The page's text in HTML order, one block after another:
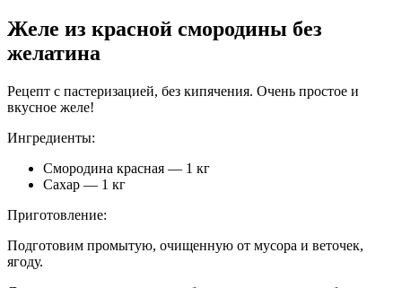
Желе из красной смородины без
желатина
Рецепт с пастеризацией, без кипячения. Очень простое и
вкусное желе!
Ингредиенты:
Смородина красная — 1 кг
Сахар — 1 кг
Приготовление:
Подготовим промытую, очищенную от мусора и веточек,
ягоду.